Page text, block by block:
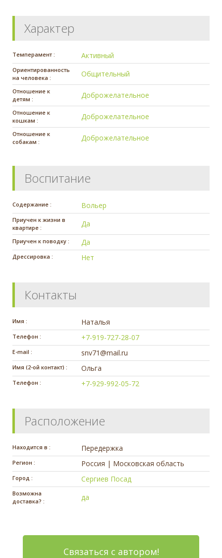
Характер
Темперамент : Активный
Ориентированность
на человека :
Общительный
Отношение к
детям :
Доброжелательное
Отношение к
кошкам :
Доброжелательное
Отношение к
собакам :
Доброжелательное
Воспитание
Содержание : Вольер
Приучен к жизни в
квартире :
Да
Приучен к поводку : Да
Дрессировка : Нет
Контакты
Имя : Наталья
Телефон : +7-919-727-28-07
E-mail : snv71@mail.ru
Имя (2-ой контакт) : Ольга
Телефон : +7-929-992-05-72
Расположение
Находится в : Передержка
Регион : Россия | Московская область
Город : Сергиев Посад
Возможна
доставка? :
да
Связаться с автором!